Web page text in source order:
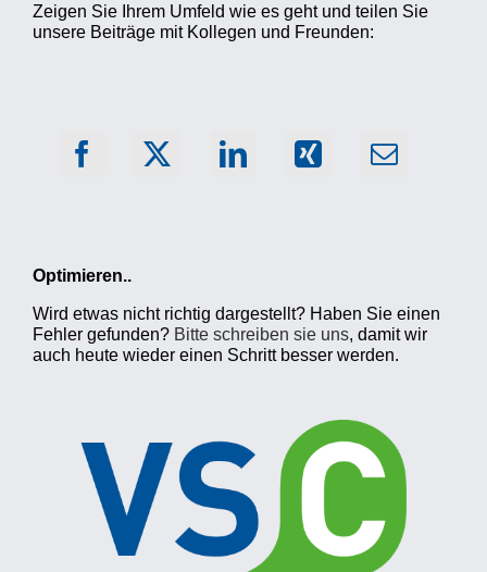
Zeigen Sie Ihrem Umfeld wie es geht und teilen Sie
unsere Beiträge mit Kollegen und Freunden:
Optimieren..
Wird etwas nicht richtig dargestellt? Haben Sie einen
Fehler gefunden? Bitte schreiben sie uns, damit wir
auch heute wieder einen Schritt besser werden.